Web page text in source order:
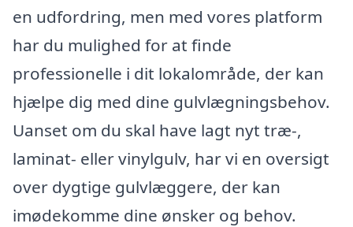
en udfordring, men med vores platform
har du mulighed for at finde
professionelle i dit lokalområde, der kan
hjælpe dig med dine gulvlægningsbehov.
Uanset om du skal have lagt nyt træ-,
laminat- eller vinylgulv, har vi en oversigt
over dygtige gulvlæggere, der kan
imødekomme dine ønsker og behov.